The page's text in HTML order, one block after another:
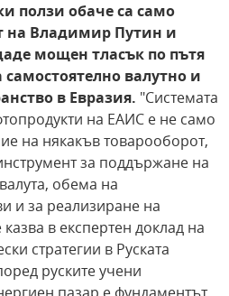
ползи обаче са само
на Владимир Путин и
мощен тласък по пътя
валутно и
в Евразия. "Системата
на ЕАИС е не само
на някакъв товарооборот,
за поддържане на
обема на
и за реализиране на
в експертен доклад на
стратегии в Руската
руските учени